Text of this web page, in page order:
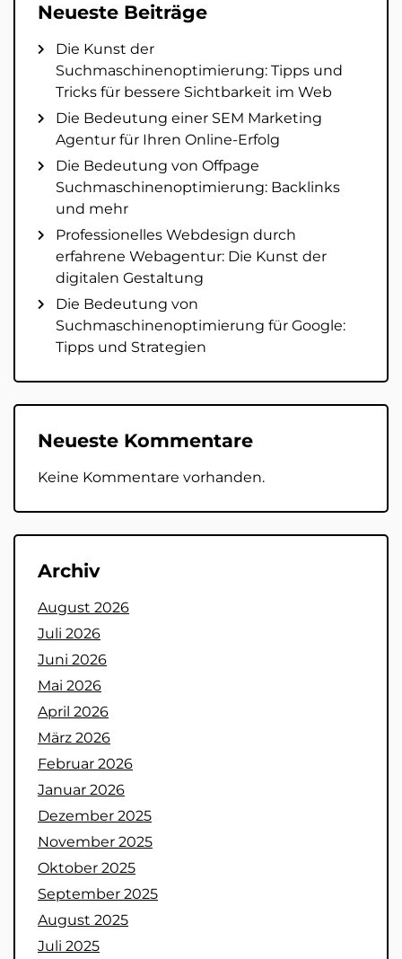
Neueste Beiträge
Die Kunst der
Suchmaschinenoptimierung: Tipps und
Tricks für bessere Sichtbarkeit im Web
Die Bedeutung einer SEM Marketing
Agentur für Ihren Online-Erfolg
Die Bedeutung von Offpage
Suchmaschinenoptimierung: Backlinks
und mehr
Professionelles Webdesign durch
erfahrene Webagentur: Die Kunst der
digitalen Gestaltung
Die Bedeutung von
Suchmaschinenoptimierung für Google:
Tipps und Strategien
Neueste Kommentare
Keine Kommentare vorhanden.
Archiv
August 2026
Juli 2026
Juni 2026
Mai 2026
April 2026
März 2026
Februar 2026
Januar 2026
Dezember 2025
November 2025
Oktober 2025
September 2025
August 2025
Juli 2025